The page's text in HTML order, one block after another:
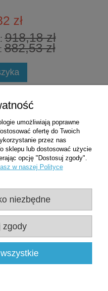
zł
918,18 zł
882,53 zł
zgodę na
Szczegółowe
prywatności
|537507540
umożliwiają poprawne
ofertę do Twoich
przez nas
sklepu lub dostosować użycie
opcję "Dostosuj zgody".
w naszej Polityce
niezbędne
zgody